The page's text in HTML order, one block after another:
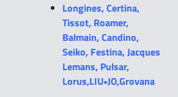
Longines, Certina,
Tissot, Roamer,
Balmain, Candino,
Seiko, Festina, Jacques
Lemans, Pulsar,
Lorus,LIU•JO,Grovana